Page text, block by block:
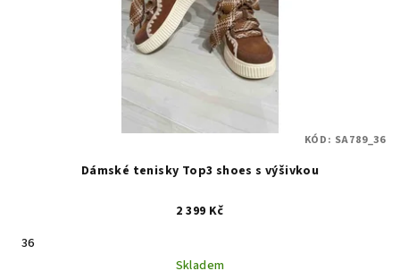
Dámské tenisky Top3 shoes s výšivkou
2 399 Kč
36
Skladem
KÓD: SA789_36